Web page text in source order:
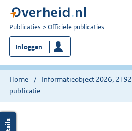
U
bent
nu
hier:
Publicaties Officiële publicaties
Inloggen
Home Informatieobject 2026, 2192
publicatie